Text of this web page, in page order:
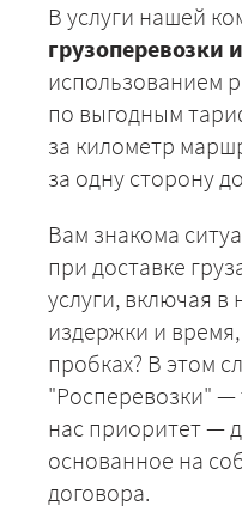
В услуги нашей
грузоперевозки
использованием
по выгодным
за километр
за одну сторону
Вам знакома
при доставке
услуги, включая
издержки и
пробках? В этом
"Росперевозки" —
нас приоритет —
основанное на
договора.